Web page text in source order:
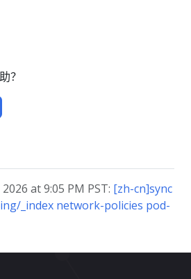
？
at 9:05 PM PST: [zh-cn]sync
_index network-policies pod-